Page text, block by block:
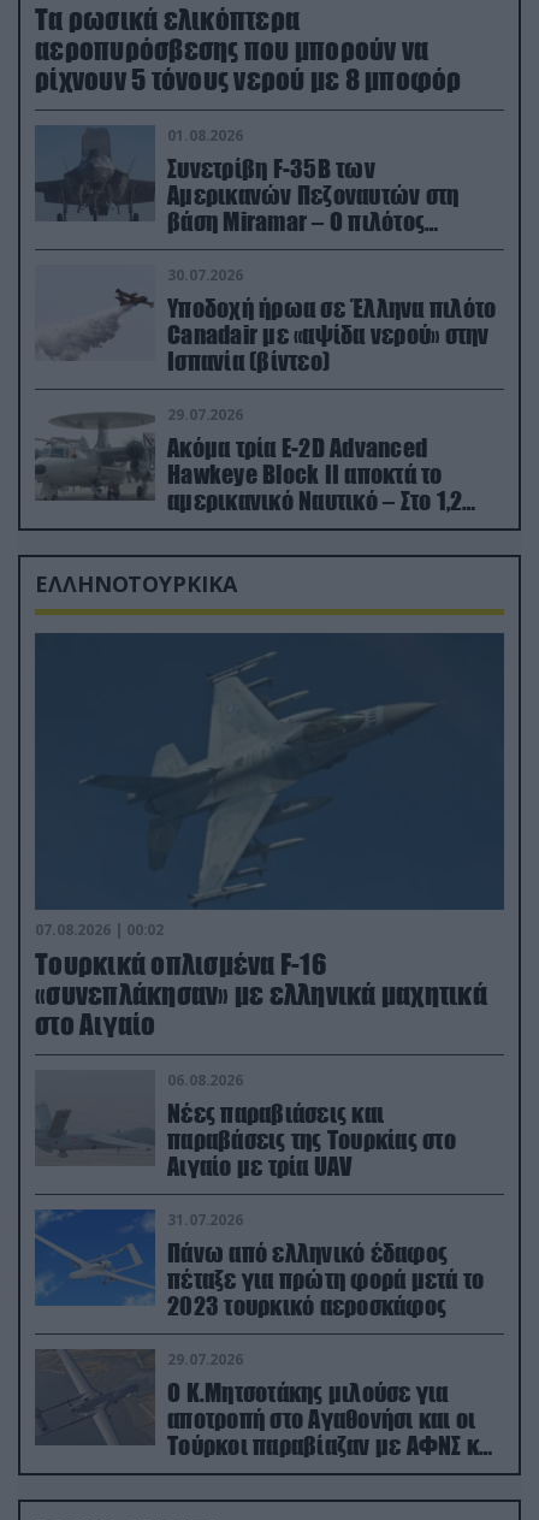
Τα ρωσικά ελικόπτερα
αεροπυρόσβεσης που μπορούν να
ρίχνουν 5 τόνους νερού με 8 μποφόρ
01.08.2026
Συνετρίβη F-35B των
Αμερικανών Πεζοναυτών στη
βάση Miramar – Ο πιλότος
εκτινάχθηκε εγκαίρως
30.07.2026
Υποδοχή ήρωα σε Έλληνα πιλότο
Canadair με «αψίδα νερού» στην
Ισπανία (βίντεο)
29.07.2026
Ακόμα τρία E-2D Advanced
Hawkeye Block II αποκτά το
αμερικανικό Ναυτικό – Στο 1,2
δισ.δολάρια το κόστος
ΕΛΛΗΝΟΤΟΥΡΚΙΚΑ
07.08.2026 | 00:02
Τουρκικά οπλισμένα F-16
«συνεπλάκησαν» με ελληνικά μαχητικά
στο Αιγαίο
06.08.2026
Νέες παραβιάσεις και
παραβάσεις της Τουρκίας στο
Αιγαίο με τρία UAV
31.07.2026
Πάνω από ελληνικό έδαφος
πέταξε για πρώτη φορά μετά το
2023 τουρκικό αεροσκάφος
29.07.2026
Ο Κ.Μητσοτάκης μιλούσε για
αποτροπή στο Αγαθονήσι και οι
Τούρκοι παραβίαζαν με ΑΦΝΣ και
drone